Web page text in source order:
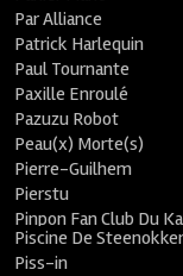
Par Alliance
Patrick Harlequin
Paul Tournante
Paxille Enroulé
Pazuzu Robot
Peau(x) Morte(s)
Pierre-Guilhem
Pierstu
Pinpon Fan Club Du
Piscine De
Piss-in